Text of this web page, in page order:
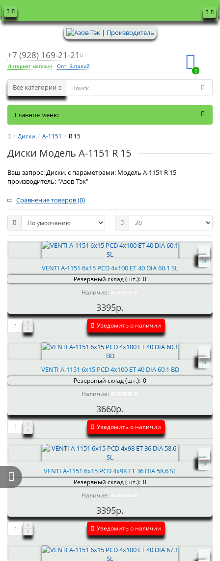
+7 (928) 169-21-21
Интернет магазин Опт: Виталий
0
Все категории
Главное меню
Диски А-1151 R 15
Диски Модель А-1151 R 15
Ваш запрос: Диски, с параметрами: Модель А-1151 R 15
производитель: "Азов-Тэк"
Сравнение товаров (0)
VENTI А-1151 6x15 PCD 4x100 ET 40 DIA 60.1 SL
Резервный склад (шт.): 0
Наличие:
3395р.
Уведомить о наличии
VENTI А-1151 6x15 PCD 4x100 ET 40 DIA 60.1 BD
Резервный склад (шт.): 0
Наличие:
3660р.
Уведомить о наличии
VENTI А-1151 6x15 PCD 4x98 ET 36 DIA 58.6 SL
Резервный склад (шт.): 0
Наличие:
3395р.
Уведомить о наличии